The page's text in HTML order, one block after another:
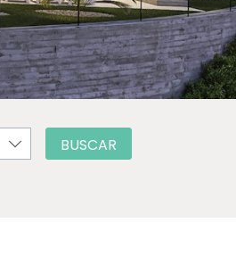
BUSCAR